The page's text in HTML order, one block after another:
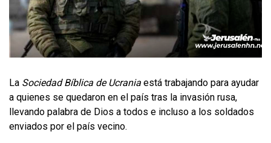
La Sociedad Bíblica de Ucrania está trabajando para ayudar
a quienes se quedaron en el país tras la invasión rusa,
llevando palabra de Dios a todos e incluso a los soldados
enviados por el país vecino.